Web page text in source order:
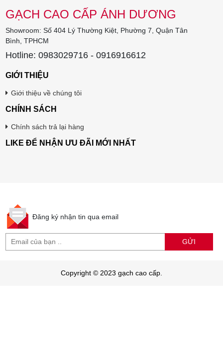
GẠCH CAO CẤP ÁNH DƯƠNG
Showroom: Số 404 Lý Thường Kiệt, Phường 7, Quận Tân
Bình, TPHCM
Hotline: 0983029716 - 0916916612
GIỚI THIỆU
Giới thiệu về chúng tôi
CHÍNH SÁCH
Chính sách trả lại hàng
LIKE ĐỂ NHẬN ƯU ĐÃI MỚI NHẤT
Đăng ký nhận tin qua email
GỬI
Copyright © 2023 gạch cao cấp.